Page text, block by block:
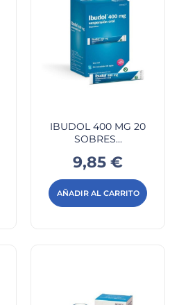
IBUDOL 400 MG 20
SOBRES...
Precio
9,85 €
AÑADIR AL CARRITO